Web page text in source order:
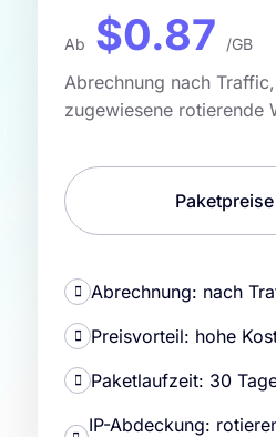
Ab $0.87 /GB
Abrechnung nach
zugewiesene rotierende
Abrechnung: nach
Preisvorteil: hohe
Paketlaufzeit: 30
IP-Abdeckung: